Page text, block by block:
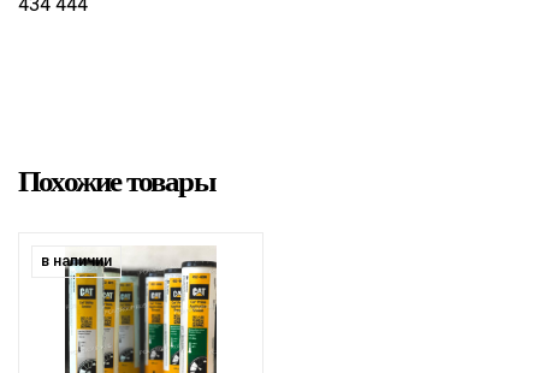
Похожие товары
в наличии